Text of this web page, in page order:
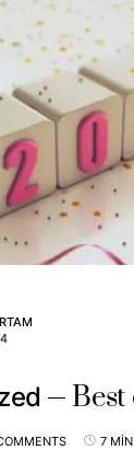
Best
7